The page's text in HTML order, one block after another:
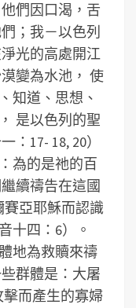
們因口渴，舌
；我－以色列
光的高處開江
變為水池， 使
知道、思想、
是以色列的聖
17- 18, 20）
為的是祂的百
續禱告在這國
亞耶穌而認識
十四：6）。
地為救贖來禱
群體是：大屠
而產生的寡婦